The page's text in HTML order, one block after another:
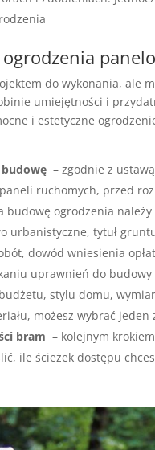
do wykonania, ale
umiejętności i
i estetyczne
– zgodnie z
ruchomych, przed
ogrodzenia
urbanistyczne, tytuł
dowód wniesienia opłat
uprawnień do
stylu domu,
możesz wybrać
bram – kolejnym
ile ścieżek dostępu